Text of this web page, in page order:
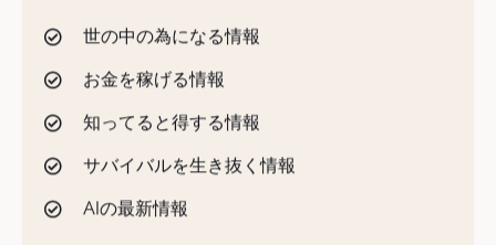
世の中の為になる情報
お金を稼げる情報
知ってると得する情報
サバイバルを生き抜く情報
AIの最新情報